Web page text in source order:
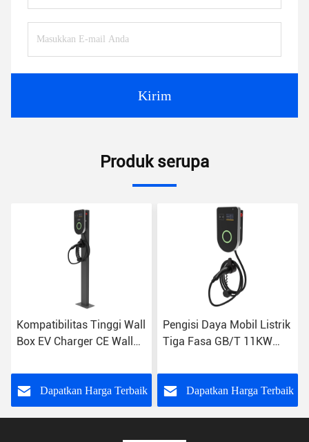
Kirim
Produk serupa
Kompatibilitas Tinggi Wall
Box EV Charger CE Wall
Station
Dapatkan Harga Terbaik
Pengisi Daya Mobil Listrik
Tiga Fasa GB/T 11KW
Rumah
Dapatkan Harga Terbaik